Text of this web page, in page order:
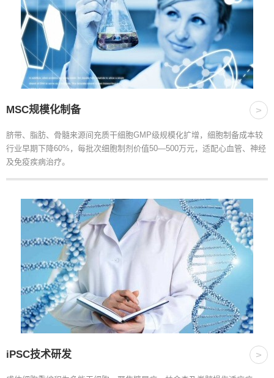
MSC规模化制备 >
脐带、脂肪、骨髓来源间充质干细胞GMP级规模化扩增，细胞制备成本较
行业早期下降60%，每批次细胞制剂价值50—500万元，适配心血管、神经
及免疫疾病治疗。
iPSC技术研发 >